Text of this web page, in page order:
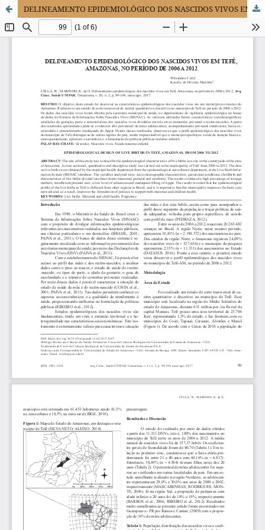
DELINEAMENTO EPIDEMIOLÓGICO DOS NASCIDOS VIVOS EM TEFÉ, AMAZONAS, NO PERÍODO DE 2006 A 2012